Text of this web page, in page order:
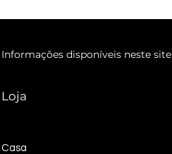
Informações disponíveis neste site
Loja
Casa